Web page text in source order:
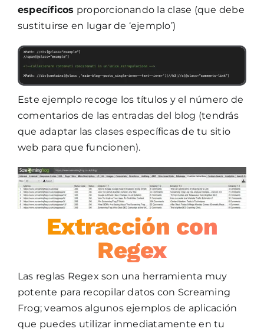
específicos proporcionando la clase (que debe
sustituirse en lugar de ‘ejemplo’)
Este ejemplo recoge los títulos y el número de
comentarios de las entradas del blog (tendrás
que adaptar las clases específicas de tu sitio
web para que funcionen).
Extracción con
Regex
Las reglas Regex son una herramienta muy
potente para recopilar datos con Screaming
Frog; veamos algunos ejemplos de aplicación
que puedes utilizar inmediatamente en tu